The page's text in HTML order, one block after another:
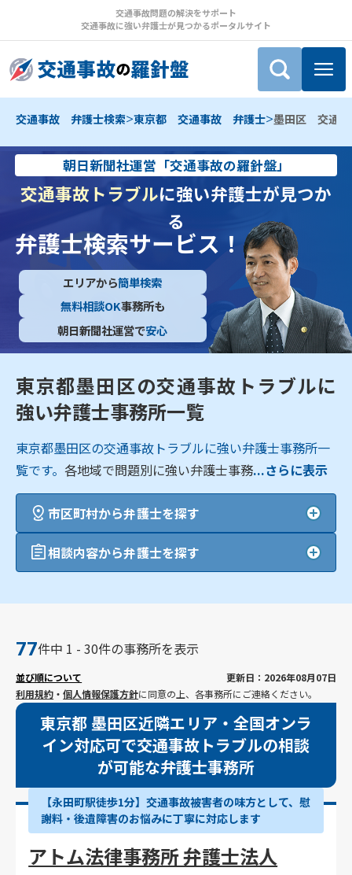
交通事故問題の解決をサポート
交通事故に強い弁護士が見つかるポータルサイト
交通事故 弁護士検索>東京都 交通事故 弁護士>墨田区 交通
朝日新聞社運営「交通事故の羅針盤」
交通事故トラブルに強い弁護士が見つか
る
弁護士検索サービス！
エリアから簡単検索
無料相談OK事務所も
朝日新聞社運営で安心
東京都墨田区の交通事故トラブルに
強い弁護士事務所一覧
東京都墨田区の交通事故トラブルに強い弁護士事務所一
覧です。各地域で問題別に強い弁護士事務...さらに表示
市区町村から弁護士を探す
相談内容から弁護士を探す
77件中 1 - 30件の事務所を表示
並び順について
更新日：2026年08月07日
利用規約 ・個人情報保護方針に同意の上、各事務所にご連絡ください。
東京都 墨田区近隣エリア・全国オンラ
イン対応可で交通事故トラブルの相談
が可能な弁護士事務所
【永田町駅徒歩1分】交通事故被害者の味方として、慰
謝料・後遺障害のお悩みに丁寧に対応します
アトム法律事務所 弁護士法人